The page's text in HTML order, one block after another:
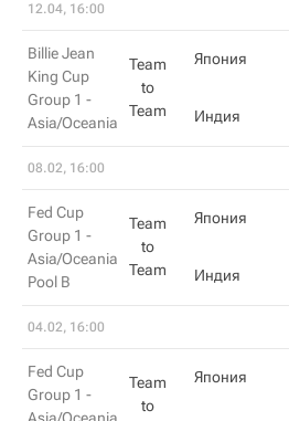
12.04, 16:00
Billie Jean
King Cup
Group 1 -
Asia/Oceania
Team
to
Team
Япония
Индия
08.02, 16:00
Fed Cup
Group 1 -
Asia/Oceania
Pool B
Team
to
Team
Япония
Индия
04.02, 16:00
Fed Cup
Group 1 -
Team
to
Япония